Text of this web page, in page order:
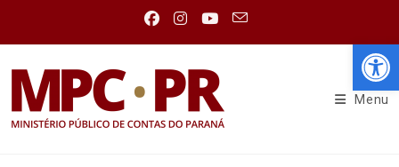
Menu